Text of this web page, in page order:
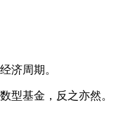
济周期。
基金，反之亦然。